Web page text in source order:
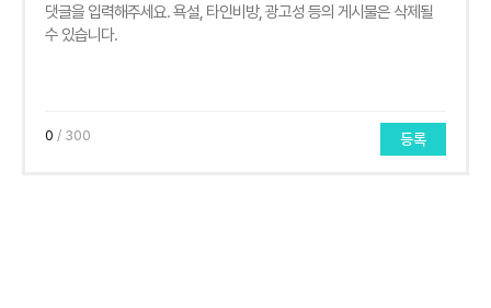
0 / 300 등록